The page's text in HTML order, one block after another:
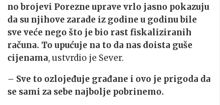
no brojevi Porezne uprave vrlo jasno pokazuju
da su njihove zarade iz godine u godinu bile
sve veće nego što je bio rast fiskaliziranih
računa. To upućuje na to da nas doista guše
cijenama, ustvrdio je Sever.
– Sve to ozlojeđuje građane i ovo je prigoda da
se sami za sebe najbolje pobrinemo.